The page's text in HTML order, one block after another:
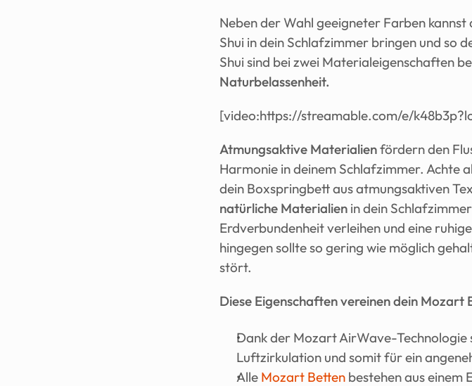
Neben der Wahl geeigneter Farben
Shui in dein Schlafzimmer bringen und so
Shui sind bei zwei Materialeigenschaften
Naturbelassenheit.
[video:https://streamable.com/e/
Atmungsaktive Materialien fördern den
Harmonie in deinem Schlafzimmer. Achte
natürliche Materialien in dein
Erdverbundenheit verleihen und eine
hingegen sollte so gering wie möglich
stört.
Diese Eigenschaften vereinen dein Mozart
Dank der Mozart AirWave-Technologie
Luftzirkulation und somit für ein
Alle Mozart Betten bestehen aus einem